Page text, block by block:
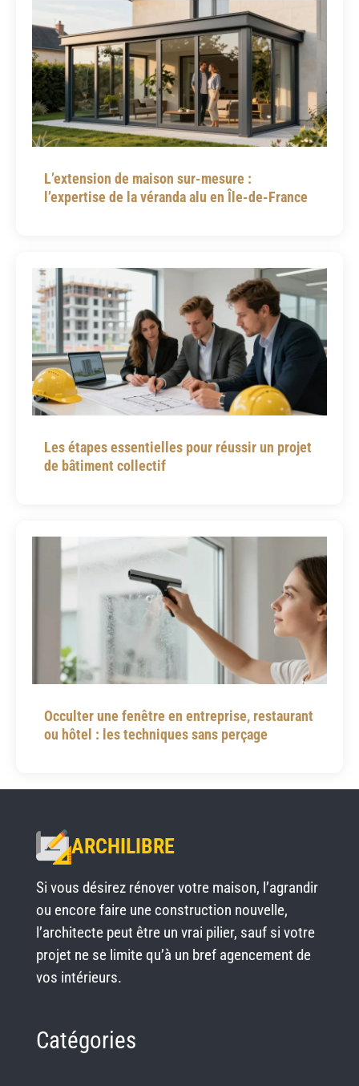
L’extension de maison sur-mesure :
l’expertise de la véranda alu en Île-de-France
Les étapes essentielles pour réussir un projet
de bâtiment collectif
Occulter une fenêtre en entreprise, restaurant
ou hôtel : les techniques sans perçage
ARCHILIBRE
Si vous désirez rénover votre maison, l’agrandir
ou encore faire une construction nouvelle,
l’architecte peut être un vrai pilier, sauf si votre
projet ne se limite qu’à un bref agencement de
vos intérieurs.
Catégories